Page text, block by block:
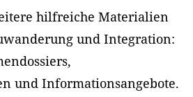
hilfreiche Materialien
und Integration:
und Informationsangebote.